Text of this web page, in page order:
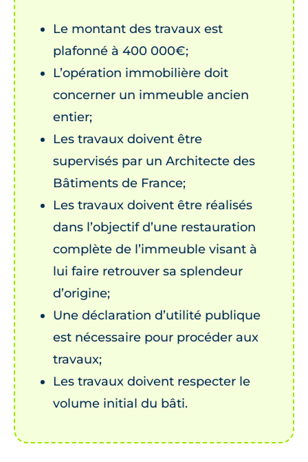
Le montant des travaux est
plafonné à 400 000€;
L’opération immobilière doit
concerner un immeuble ancien
entier;
Les travaux doivent être
supervisés par un Architecte des
Bâtiments de France;
Les travaux doivent être réalisés
dans l’objectif d’une restauration
complète de l’immeuble visant à
lui faire retrouver sa splendeur
d’origine;
Une déclaration d’utilité publique
est nécessaire pour procéder aux
travaux;
Les travaux doivent respecter le
volume initial du bâti.